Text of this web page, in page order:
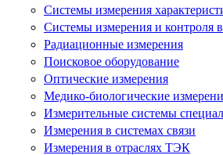
Системы измерения
Системы измерения и контроля
Радиационные измерения
Поисковое оборудование
Оптические измерения
Медико-биологические
Измерительные системы
Измерения в системах связи
Измерения в отраслях ТЭК